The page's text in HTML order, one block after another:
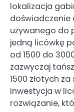
lokalizacja
doświadczenie
używanego do
jedną licówkę
od 1500 do
zazwyczaj
1500 złotych
inwestycja w
rozwiązanie,